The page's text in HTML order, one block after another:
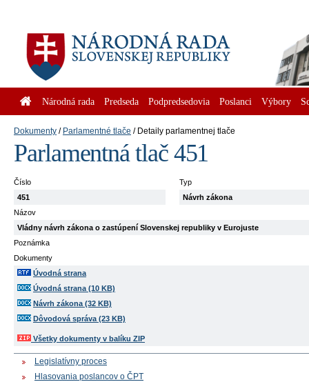
Národná rada Predseda Podpredsedovia Poslanci Výbory
Dokumenty Parlamentné tlače Detaily parlamentnej tlače
Parlamentná tlač 451
Číslo
451
Typ
Návrh zákona
Názov
Vládny návrh zákona o zastúpení Slovenskej republiky v Eurojuste
Poznámka
Dokumenty
Úvodná strana
Úvodná strana (10 KB)
Návrh zákona (32 KB)
Dôvodová správa (23 KB)
Všetky dokumenty v balíku ZIP
Legislatívny proces
Hlasovania poslancov o ČPT